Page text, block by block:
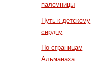
паломницы
Путь к детскому
сердцу
По страницам
Альманаха